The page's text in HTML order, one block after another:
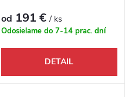
od 191 €/ ks
Odosielame do 7-14 prac. dní
DETAIL